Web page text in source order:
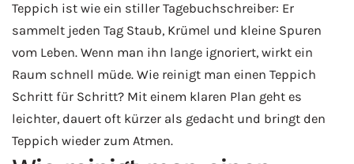
Teppich ist wie ein stiller Tagebuchschreiber: Er
sammelt jeden Tag Staub, Krümel und kleine Spuren
vom Leben. Wenn man ihn lange ignoriert, wirkt ein
Raum schnell müde. Wie reinigt man einen Teppich
Schritt für Schritt? Mit einem klaren Plan geht es
leichter, dauert oft kürzer als gedacht und bringt den
Teppich wieder zum Atmen.